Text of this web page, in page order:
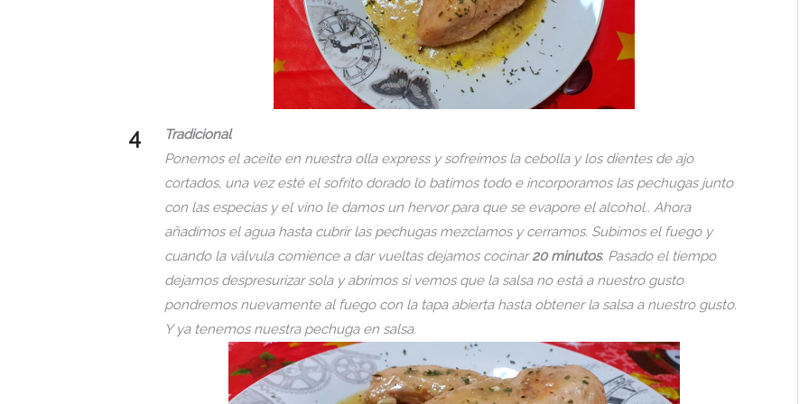
Tradicional
Ponemos el aceite en nuestra olla express y sofreímos la cebolla y los dientes de ajo
cortados, una vez esté el sofrito dorado lo batimos todo e incorporamos las pechugas junto
con las especias y el vino le damos un hervor para que se evapore el alcohol.. Ahora
añadimos el agua hasta cubrir las pechugas mezclamos y cerramos. Subimos el fuego y
cuando la válvula comience a dar vueltas dejamos cocinar20 minutos. Pasado el tiempo
dejamos despresurizar sola y abrimos si vemos que la salsa no está a nuestro gusto
pondremos nuevamente al fuego con la tapa abierta hasta obtener la salsa a nuestro gusto.
Y ya tenemos nuestra pechuga en salsa.